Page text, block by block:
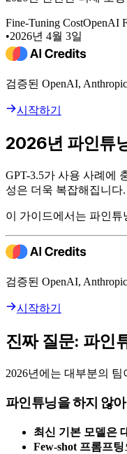
Fine-Tuning CostOpenAI
•2026년 4월 3일
검증된 OpenAI,
시작하기
2026년 파인튜
GPT-3.5가 사용 사례에
성은 더욱 복잡해집니다.
이 가이드에서는 파인튜
검증된 OpenAI,
시작하기
진짜 질문: 파인
2026년에는 대부분의
파인튜닝을 하지 않
최신 기본 모델은
Few-shot 프롬프팅